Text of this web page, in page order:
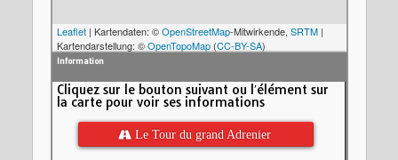
Leaflet| Kartendaten: ©OpenStreetMap-Mitwirkende, SRTM|
Kartendarstellung: ©OpenTopoMap(CC-BY-SA)
 Le Tour du grand Adrenier
Information
Cliquez sur le bouton suivant ou l′élément sur
la carte pour voir ses informations